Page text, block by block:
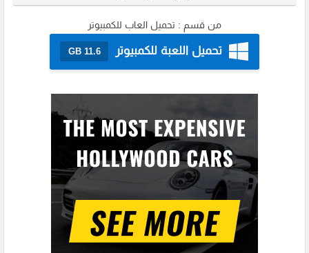
من قسم : تحميل العاب للكمبيوتر
تحميل اللعبة للكمبيوتر 11.6 GB